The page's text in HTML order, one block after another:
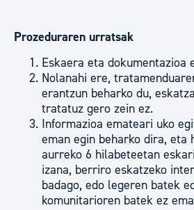
Prozeduraren urratsak
Eskaera eta dokumentazioa
Nolanahi ere,
erantzun beharko du,
tratatuz gero zein ez.
Informazioa emateari uko
eman egin beharko dira, eta
aurreko 6 hilabeteetan
izana, berriro eskatzeko
badago, edo legeren batek
komunitarioren batek ez